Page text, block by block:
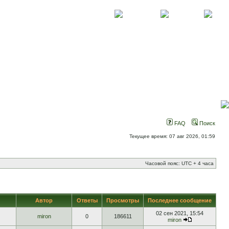
FAQ Поиск
Текущее время: 07 авг 2026, 01:59
Часовой пояс: UTC + 4 часа
Автор Ответы Просмотры Последнее сообщение
miron 0 186611
02 сен 2021, 15:54
miron